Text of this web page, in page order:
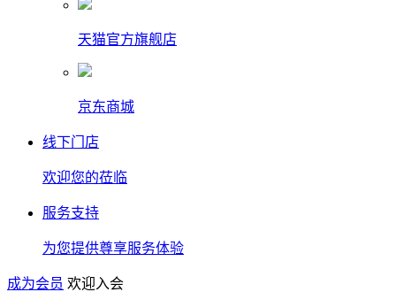
天猫官方旗舰店
京东商城
线下门店
欢迎您的莅临
服务支持
为您提供尊享服务体验
成为会员 欢迎入会